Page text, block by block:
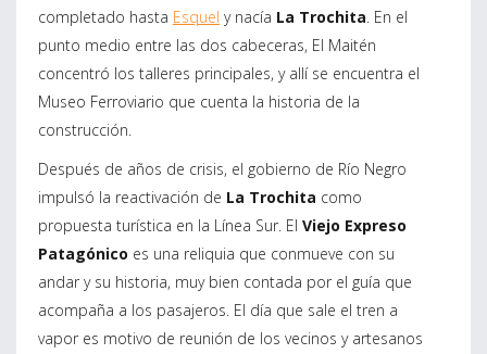
completado hasta Esquel y nacía La Trochita . En el
punto medio entre las dos cabeceras, El Maitén
concentró los talleres principales, y allí se encuentra el
Museo Ferroviario que cuenta la historia de la
construcción.
Después de años de crisis, el gobierno de Río Negro
impulsó la reactivación de La Trochita como
propuesta turística en la Línea Sur. El Viejo Expreso
Patagónico es una reliquia que conmueve con su
andar y su historia, muy bien contada por el guía que
acompaña a los pasajeros. El día que sale el tren a
vapor es motivo de reunión de los vecinos y artesanos